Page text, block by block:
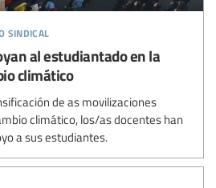
sindical
al estudiantado en la
climático
de as movilizaciones
climático, los/as docentes han
a sus estudiantes.